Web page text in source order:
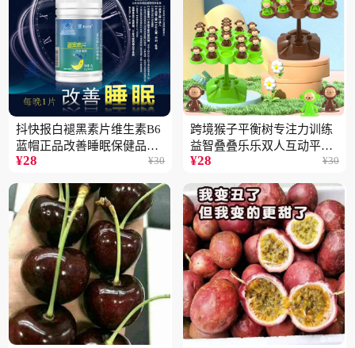
抖快报白褪黑素片维生素B6
蓝帽正品改善睡眠保健品现
货批发代发2瓶
¥28 ¥30
跨境猴子平衡树专注力训练
益智叠叠乐乐双人互动平衡
儿童玩具批发
¥28 ¥30